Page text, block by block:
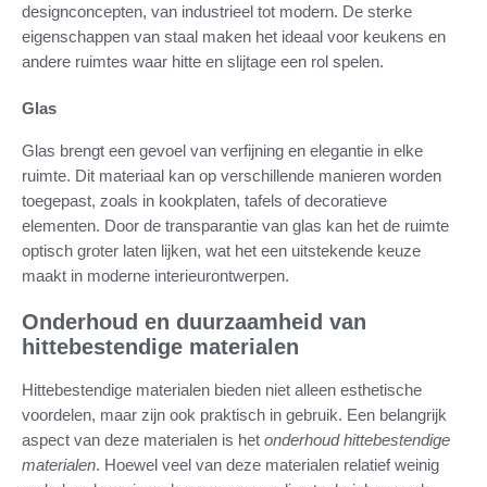
designconcepten, van industrieel tot modern. De sterke
eigenschappen van staal maken het ideaal voor keukens en
andere ruimtes waar hitte en slijtage een rol spelen.
Glas
Glas brengt een gevoel van verfijning en elegantie in elke
ruimte. Dit materiaal kan op verschillende manieren worden
toegepast, zoals in kookplaten, tafels of decoratieve
elementen. Door de transparantie van glas kan het de ruimte
optisch groter laten lijken, wat het een uitstekende keuze
maakt in moderne interieurontwerpen.
Onderhoud en duurzaamheid van
hittebestendige materialen
Hittebestendige materialen bieden niet alleen esthetische
voordelen, maar zijn ook praktisch in gebruik. Een belangrijk
aspect van deze materialen is het onderhoud hittebestendige
materialen. Hoewel veel van deze materialen relatief weinig